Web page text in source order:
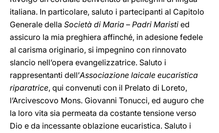
italiana. In particolare, saluto i partecipanti al Capitolo
Generale della Società di Maria – Padri Maristi ed
assicuro la mia preghiera affinché, in adesione fedele
al carisma originario, si impegnino con rinnovato
slancio nell’opera evangelizzatrice. Saluto i
rappresentanti dell’Associazione laicale eucaristica
riparatrice, qui convenuti con il Prelato di Loreto,
l’Arcivescovo Mons. Giovanni Tonucci, ed auguro che
la loro vita sia permeata da costante tensione verso
Dio e da incessante oblazione eucaristica. Saluto i